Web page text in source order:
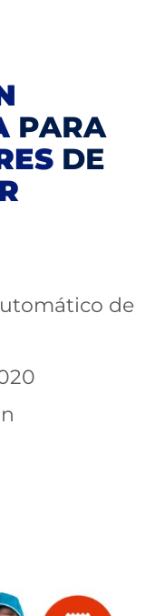
PARA
DE
de